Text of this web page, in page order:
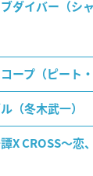
ダイバー（シ
ープ（ピート
（冬木武一）
X CROSS〜恋